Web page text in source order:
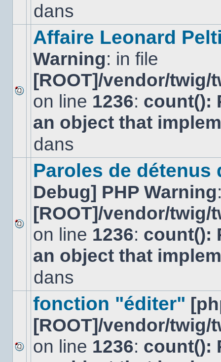
sujet.
dans
Aucun
nouveau
message
non-
dans
Affaire Leonard
Warning: in file
[ROOT]/vendor/
on line 1236: count():
an object that
dans
Aucun
nouveau
message
non-
dans
sujet.
Paroles de détenus
Debug] PHP Warning
[ROOT]/vendor/
on line 1236: count():
an object that
dans
Aucun
fonction "éditer"
[ROOT]/vendor/
on line 1236: count():